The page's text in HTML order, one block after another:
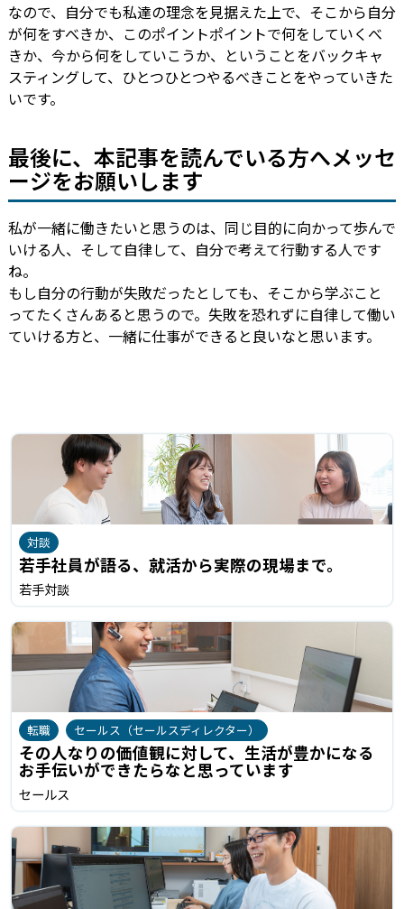
なので、自分でも私達の理念を見据えた上で、そこから自分
が何をすべきか、このポイントポイントで何をしていくべ
きか、今から何をしていこうか、ということをバックキャ
スティングして、ひとつひとつやるべきことをやっていきた
いです。
最後に、本記事を読んでいる方へメッセ
ージをお願いします
私が一緒に働きたいと思うのは、同じ目的に向かって歩んで
いける人、そして自律して、自分で考えて行動する人です
ね。
もし自分の行動が失敗だったとしても、そこから学ぶこと
ってたくさんあると思うので。失敗を恐れずに自律して働い
ていける方と、一緒に仕事ができると良いなと思います。
対談
若手社員が語る、就活から実際の現場まで。
若手対談
転職 セールス（セールスディレクター）
その人なりの価値観に対して、生活が豊かになる
お手伝いができたらなと思っています
セールス